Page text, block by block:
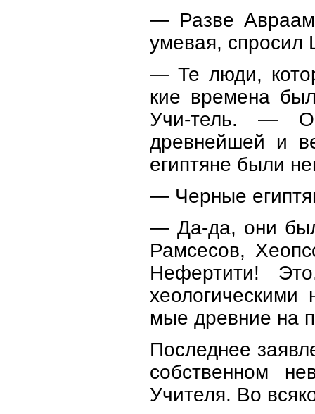
— Разве
умевая, спросил
— Те люди,
кие времена
Учи-тель. —
древнейшей и
египтяне были
— Черные
— Да-да, они
Рамсесов,
Нефертити!
хеологическими
мые древние на
Последнее
собственном
Учителя. Во